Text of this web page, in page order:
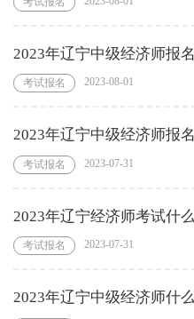
2023年辽宁中级经济师报
考试报名 2023-08-01
2023年辽宁中级经济师报
考试报名 2023-07-31
2023年辽宁经济师考试什
考试报名 2023-07-31
2023年辽宁中级经济师什